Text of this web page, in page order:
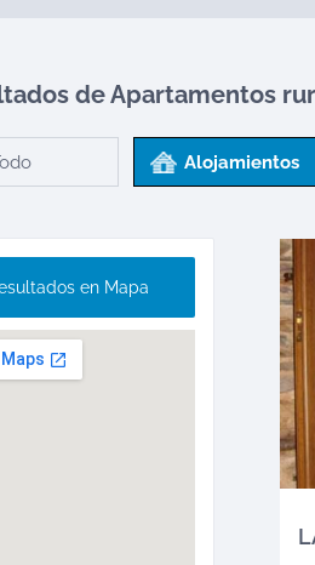
de Apartamentos
Alojamientos
en Mapa